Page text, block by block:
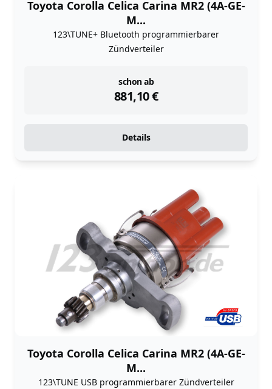
Toyota Corolla Celica Carina MR2 (4A-GE-
M...
123\TUNE+ Bluetooth programmierbarer
Zündverteiler
schon ab
881,10€
instock
Details
Toyota Corolla Celica Carina MR2 (4A-GE-
M...
123\TUNE USB programmierbarer Zündverteiler